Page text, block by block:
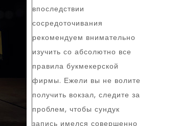
впоследствии
сосредоточивания
рекомендуем внимательно
изучить со абсолютно все
правила букмекерской
фирмы. Ежели вы не волите
получить вокзал, следите за
проблем, чтобы сундук
запись имелся совершенно